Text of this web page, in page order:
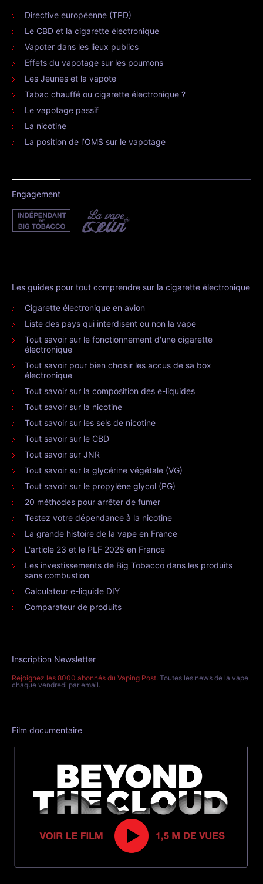
Directive européenne (TPD)
Le CBD et la cigarette électronique
Vapoter dans les lieux publics
Effets du vapotage sur les poumons
Les Jeunes et la vapote
Tabac chauffé ou cigarette électronique ?
Le vapotage passif
La nicotine
La position de l’OMS sur le vapotage
Engagement
Les guides pour tout comprendre sur la cigarette électronique
Cigarette électronique en avion
Liste des pays qui interdisent ou non la vape
Tout savoir sur le fonctionnement d'une cigarette
électronique
Tout savoir pour bien choisir les accus de sa box
électronique
Tout savoir sur la composition des e-liquides
Tout savoir sur la nicotine
Tout savoir sur les sels de nicotine
Tout savoir sur le CBD
Tout savoir sur JNR
Tout savoir sur la glycérine végétale (VG)
Tout savoir sur le propylène glycol (PG)
20 méthodes pour arrêter de fumer
Testez votre dépendance à la nicotine
La grande histoire de la vape en France
L'article 23 et le PLF 2026 en France
Les investissements de Big Tobacco dans les produits
sans combustion
Calculateur e-liquide DIY
Comparateur de produits
Inscription Newsletter
Rejoignez les 8000 abonnés du Vaping Post. Toutes les news de la vape
chaque vendredi par email.
Film documentaire